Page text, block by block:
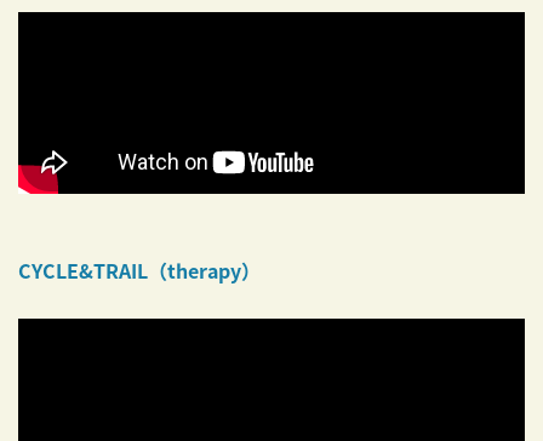
CYCLE&TRAIL（therapy）